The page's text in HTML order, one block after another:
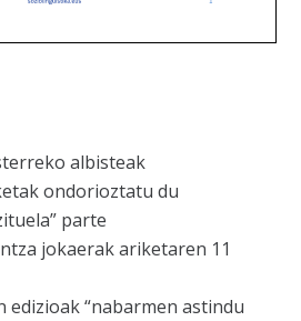
albisteak
ondorioztatu du
parte
jokaerak ariketaren 11
edizioak “nabarmen astindu